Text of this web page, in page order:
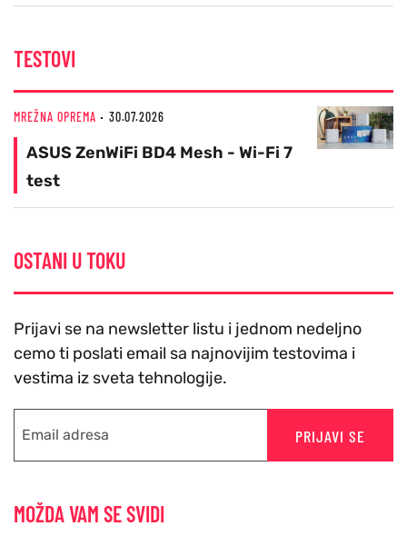
TESTOVI
MREŽNA OPREMA 30.07.2026
ASUS ZenWiFi BD4 Mesh - Wi-Fi 7
test
OSTANI U TOKU
Prijavi se na newsletter listu i jednom nedeljno
cemo ti poslati email sa najnovijim testovima i
vestima iz sveta tehnologije.
PRIJAVI SE
MOŽDA VAM SE SVIDI